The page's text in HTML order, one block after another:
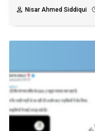
Nisar Ahmed Siddiqui